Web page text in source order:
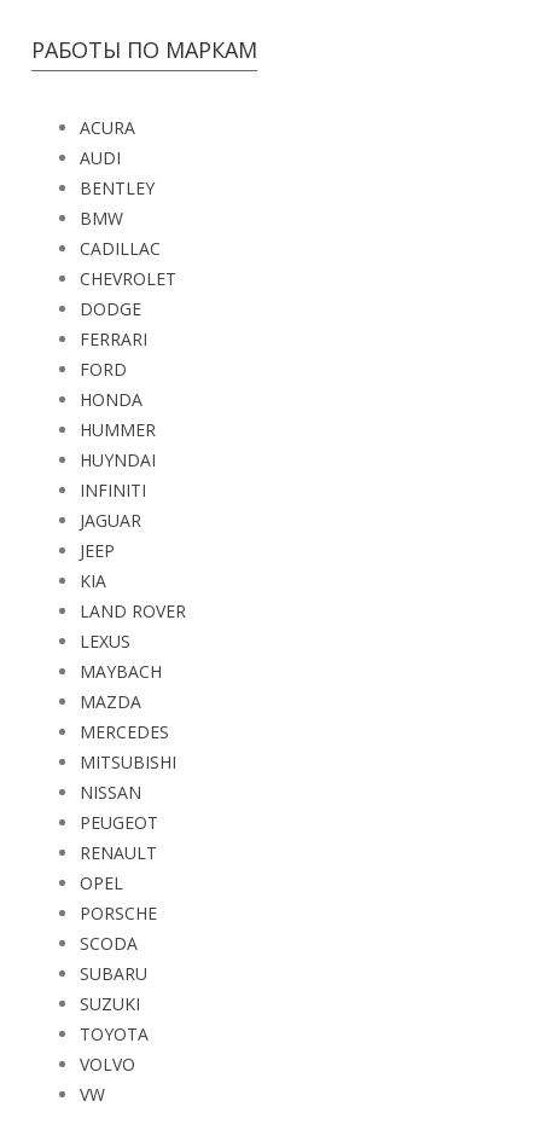
РАБОТЫ ПО МАРКАМ
ACURA
AUDI
BENTLEY
BMW
CADILLAC
CHEVROLET
DODGE
FERRARI
FORD
HONDA
HUMMER
HUYNDAI
INFINITI
JAGUAR
JEEP
KIA
LAND ROVER
LEXUS
MAYBACH
MAZDA
MERCEDES
MITSUBISHI
NISSAN
PEUGEOT
RENAULT
OPEL
PORSCHE
SCODA
SUBARU
SUZUKI
TOYOTA
VOLVO
VW